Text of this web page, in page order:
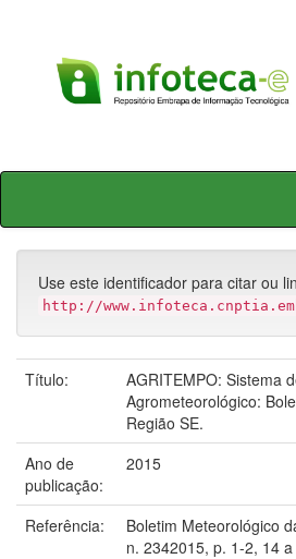
Skip
Use este identificador para citar ou
http://
Título:
AGRITEMPO: Sistema
Agrometeorológico:
Região SE.
Ano de
publicação:
2015
Referência:
Boletim Meteorológico
n. 2342015, p. 1-2, 14